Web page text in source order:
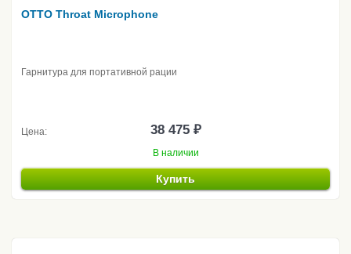
OTTO Throat Microphone
Гарнитура для портативной рации
Цена: 38 475 ₽
В наличии
Купить